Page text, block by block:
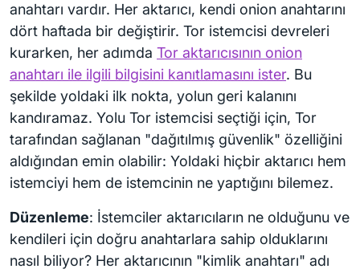
anahtarı vardır. Her aktarıcı, kendi onion anahtarını
dört haftada bir değiştirir. Tor istemcisi devreleri
kurarken, her adımda Tor aktarıcısının onion
anahtarı ile ilgili bilgisini kanıtlamasını ister. Bu
şekilde yoldaki ilk nokta, yolun geri kalanını
kandıramaz. Yolu Tor istemcisi seçtiği için, Tor
tarafından sağlanan "dağıtılmış güvenlik" özelliğini
aldığından emin olabilir: Yoldaki hiçbir aktarıcı hem
istemciyi hem de istemcinin ne yaptığını bilemez.
Düzenleme: İstemciler aktarıcıların ne olduğunu ve
kendileri için doğru anahtarlara sahip olduklarını
nasıl biliyor? Her aktarıcının "kimlik anahtarı" adı